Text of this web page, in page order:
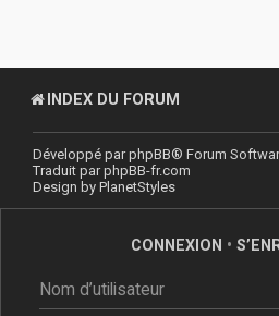
INDEX DU FORUM
Développé parphpBB® Forum
Traduit parphpBB-fr.com
Design by PlanetStyles
CONNEXION •